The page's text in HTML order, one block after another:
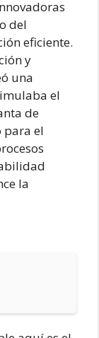
del
eficiente.
y
una
el
de
para el
la